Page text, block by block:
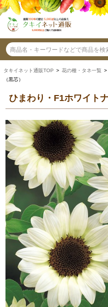
タキイネット通販TOP > 花の種・タネ一覧 >
（黒芯）
ひまわり・F1ホワイト